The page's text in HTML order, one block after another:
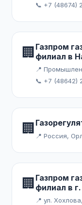
📞 +7 (48674)
🏢 Газпром
филиал в
📍
📞 +7 (48642)
🏢
🏢 Газпром
филиал в
📍 ул.